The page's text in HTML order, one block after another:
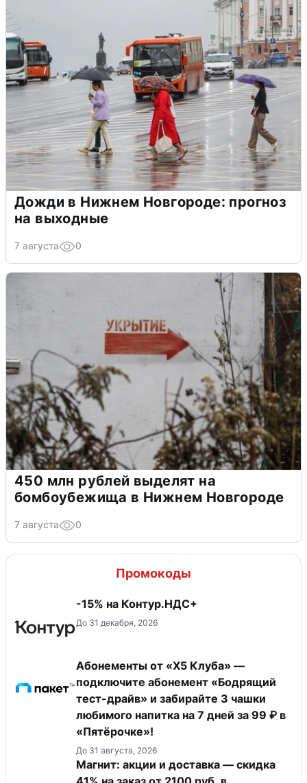
Дожди в Нижнем Новгороде: прогноз
на выходные
7 августа 0
450 млн рублей выделят на
бомбоубежища в Нижнем Новгороде
7 августа 0
Промокоды
-15% на Контур.НДС+
До 31 декабря, 2026
Абонементы от «Х5 Клуба» —
подключите абонемент «Бодрящий
тест-драйв» и забирайте 3 чашки
любимого напитка на 7 дней за 99 ₽ в
«Пятёрочке»!
До 31 августа, 2026
Магнит: акции и доставка — скидка